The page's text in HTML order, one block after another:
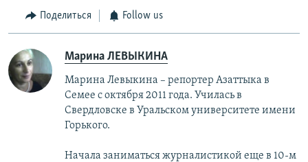
Поделиться Follow us
Марина ЛЕВЫКИНА
Марина Левыкина – репортер Азаттыка в
Семее с октября 2011 года. Училась в
Свердловске в Уральском университете имени
Горького.
Начала заниматься журналистикой еще в 10-м